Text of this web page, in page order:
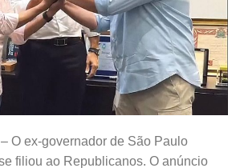
O ex-governador de São Paulo
filiou ao Republicanos. O anúncio